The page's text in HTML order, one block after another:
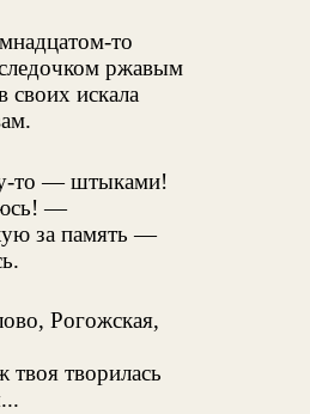
то
ржавым
своих искала
то — штыками!
—
за память —
Рогожская,
творилась